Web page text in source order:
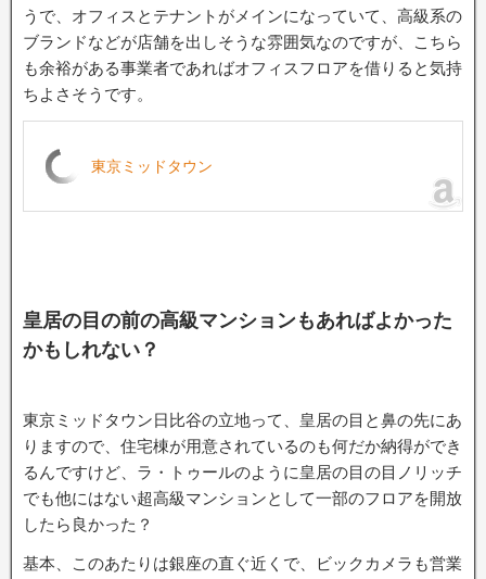
うで、オフィスとテナントがメインになっていて、高級系の
ブランドなどが店舗を出しそうな雰囲気なのですが、こちら
も余裕がある事業者であればオフィスフロアを借りると気持
ちよさそうです。
東京ミッドタウン
皇居の目の前の高級マンションもあればよかった
かもしれない？
東京ミッドタウン日比谷の立地って、皇居の目と鼻の先にあ
りますので、住宅棟が用意されているのも何だか納得ができ
るんですけど、ラ・トゥールのように皇居の目の目ノリッチ
でも他にはない超高級マンションとして一部のフロアを開放
したら良かった？
基本、このあたりは銀座の直ぐ近くで、ビックカメラも営業